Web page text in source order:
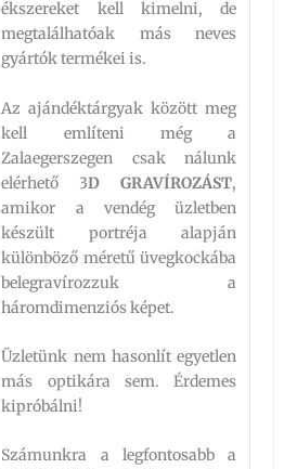
ékszereket kell kimelni, de
megtalálhatóak más neves
gyártók termékei is.
Az ajándéktárgyak között meg
kell említeni még a
Zalaegerszegen csak nálunk
elérhető 3D GRAVÍROZÁST,
amikor a vendég üzletben
készült portréja alapján
különböző méretű üvegkockába
belegravírozzuk a
háromdimenziós képet.
Üzletünk nem hasonlít egyetlen
más optikára sem. Érdemes
kipróbálni!
Számunkra a legfontosabb a